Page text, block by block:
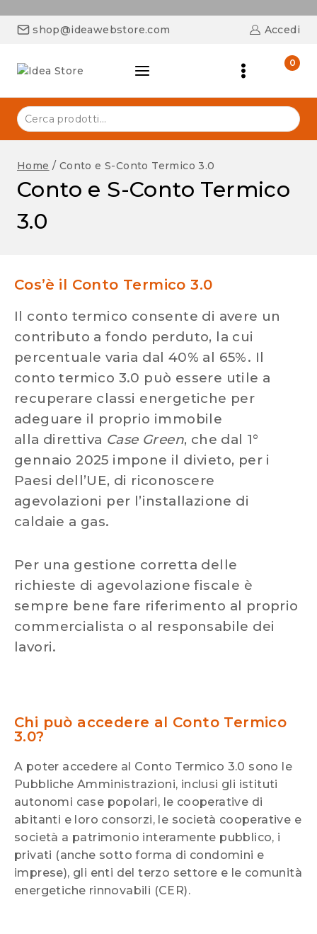
shop@ideawebstore.com Accedi
0
Home / Conto e S-Conto Termico 3.0
Conto e S-Conto Termico
3.0
Cos’è il Conto Termico 3.0
Il conto termico consente di avere un
contributo a fondo perduto, la cui
percentuale varia dal 40% al 65%. Il
conto termico 3.0 può essere utile a
recuperare classi energetiche per
adeguare il proprio immobile
alla direttiva Case Green, che dal 1°
gennaio 2025 impone il divieto, per i
Paesi dell’UE, di riconoscere
agevolazioni per l’installazione di
caldaie a gas.
Per una gestione corretta delle
richieste di agevolazione fiscale è
sempre bene fare riferimento al proprio
commercialista o al responsabile dei
lavori.
Chi può accedere al Conto Termico
3.0?
A poter accedere al Conto Termico 3.0 sono le
Pubbliche Amministrazioni, inclusi gli istituti
autonomi case popolari, le cooperative di
abitanti e loro consorzi, le società cooperative e
società a patrimonio interamente pubblico, i
privati (anche sotto forma di condomini e
imprese), gli enti del terzo settore e le comunità
energetiche rinnovabili (CER).